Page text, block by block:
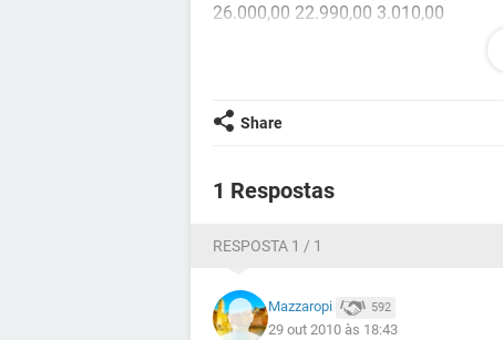
26.000,00 22.990,00 3.010,00
Obrigado
Share
1 Respostas
RESPOSTA 1 / 1
Mazzaropi 592
29 out 2010 às 18:43